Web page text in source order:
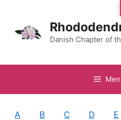
indhold
Danish Chapter of
A B C D E